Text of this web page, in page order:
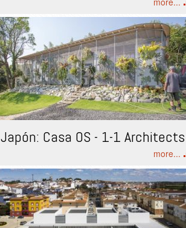
Japón: Casa OS - 1-1 Architects
more...